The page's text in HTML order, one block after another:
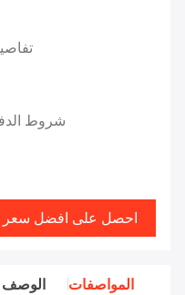
شروط
احصل على افضل سعر
المواصفات الوصف